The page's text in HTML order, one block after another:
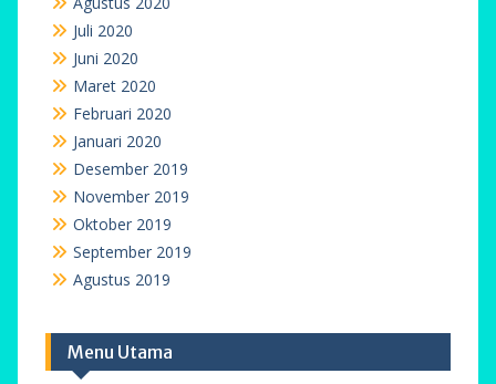
Oktober 2021
Juli 2021
Mei 2021
Maret 2021
Oktober 2020
Agustus 2020
Juli 2020
Juni 2020
Maret 2020
Februari 2020
Januari 2020
November 2019
Oktober 2019